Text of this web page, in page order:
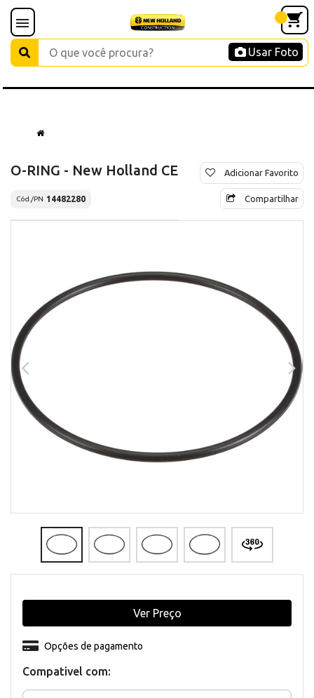
Usar Foto
O-RING - New Holland CE
Cód./PN 14482280
Adicionar Favorito
Compartilhar
Compativel com:
Opções de pagamento
Ver Preço